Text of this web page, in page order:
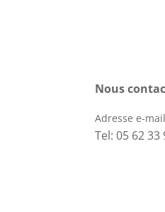
Nous
Adresse e-
Tel: 05 62 33